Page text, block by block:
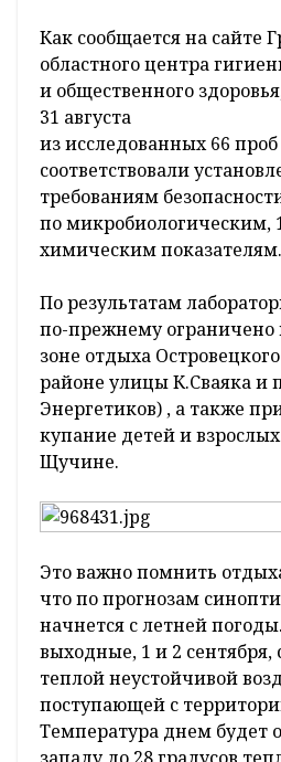
Как сообщается на сайте
областного центра
и общественного
31 августа
из исследованных 66
соответствовали
требованиям
по микробиологическим,
химическим показателям.
По результатам
по-прежнему ограничено
зоне отдыха
районе улицы К.Сваяка и
Энергетиков) , а также
купание детей и взрослых
Щучине.
Это важно помнить
что по прогнозам
начнется с летней
выходные, 1 и 2 сентября,
теплой неустойчивой
поступающей с
Температура днем будет